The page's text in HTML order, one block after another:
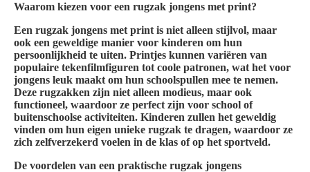
Waarom kiezen voor een rugzak jongens met print?
Een rugzak jongens met print is niet alleen stijlvol, maar
ook een geweldige manier voor kinderen om hun
persoonlijkheid te uiten. Printjes kunnen variëren van
populaire tekenfilmfiguren tot coole patronen, wat het voor
jongens leuk maakt om hun schoolspullen mee te nemen.
Deze rugzakken zijn niet alleen modieus, maar ook
functioneel, waardoor ze perfect zijn voor school of
buitenschoolse activiteiten. Kinderen zullen het geweldig
vinden om hun eigen unieke rugzak te dragen, waardoor ze
zich zelfverzekerd voelen in de klas of op het sportveld.
De voordelen van een praktische rugzak jongens